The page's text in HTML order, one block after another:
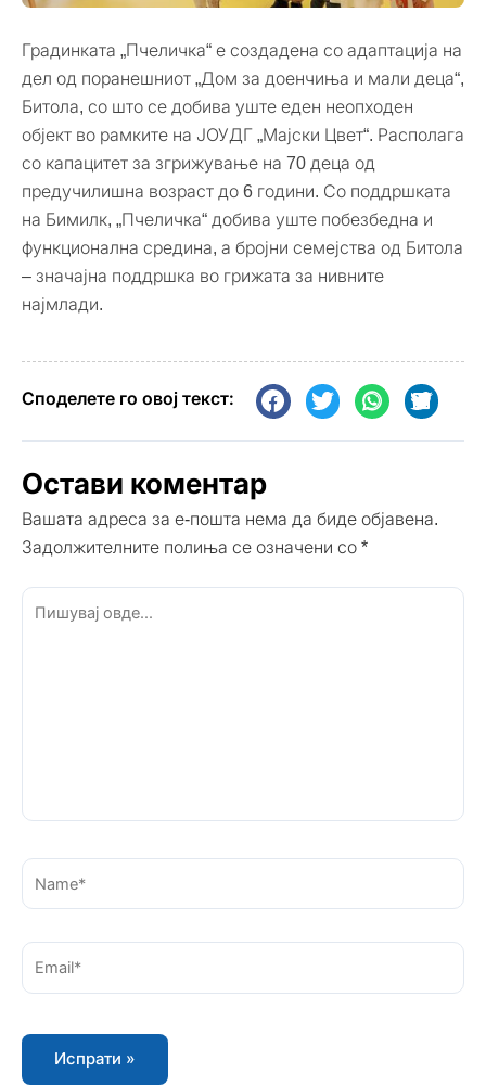
Градинката „Пчеличка“ е создадена со адаптација на
дел од поранешниот „Дом за доенчиња и мали деца“,
Битола, со што се добива уште еден неопходен
објект во рамките на ЈОУДГ „Мајски Цвет“. Располага
со капацитет за згрижување на 70 деца од
предучилишна возраст до 6 години. Со поддршката
на Бимилк, „Пчеличка“ добива уште побезбедна и
функционална средина, а бројни семејства од Битола
– значајна поддршка во грижата за нивните
најмлади.
Споделете го овој текст:
Остави коментар
Вашата адреса за е-пошта нема да биде објавена.
Задолжителните полиња се означени со *
Пишувај
овде...
Name*
Email*